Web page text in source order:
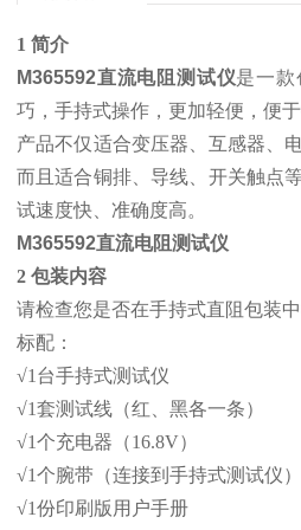
1 简介
M365592直流电阻测试仪是一款
巧，手持式操作，更加轻便，便于
产品不仅适合变压器、互感器、
而且适合铜排、导线、开关触点
试速度快、准确度高。
M365592直流电阻测试仪
2 包装内容
请检查您是否在手持式直阻包装
标配：
√1台手持式测试仪
√1套测试线（红、黑各一条）
√1个充电器（16.8V）
√1个腕带（连接到手持式测试仪）
√1份印刷版用户手册